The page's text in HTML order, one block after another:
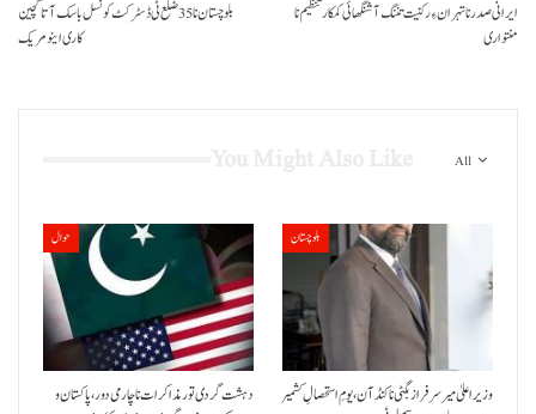
بلوچستان نا 35 ضلع ٹی ڈسٹرکٹ کونسل باسک آتا گچین
کاری اینو مریک
ایرانی صدر نا تہران ءِ رکنیت تننگ آ شنگھائی کمکار تنظیم نا
منتواری
All
حوال
دہشت گردی تور مذاکرات نا چارمی دور،پاکستان و
بلوچستان
وزیراعلیٰ میر سرفراز بگٹی نا کنڈ آن،یومِ استحصالِ کشمیر